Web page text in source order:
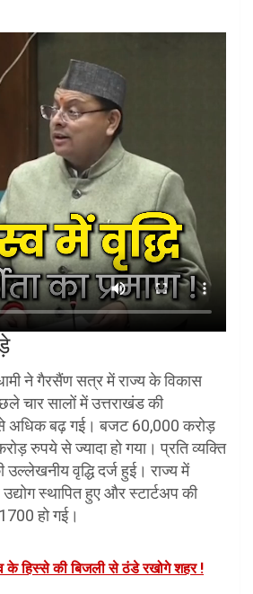
ने गैरसैंण सत्र में राज्य के विकास
चार सालों में उत्तराखंड की
अधिक बढ़ गई। बजट 60,000 करोड़
रुपये से ज्यादा हो गया। प्रति व्यक्ति
वृद्धि दर्ज हुई। राज्य में
स्थापित हुए और स्टार्टअप की
हो गई।
के हिस्से की बिजली से ठंडे रखोगे शहर !